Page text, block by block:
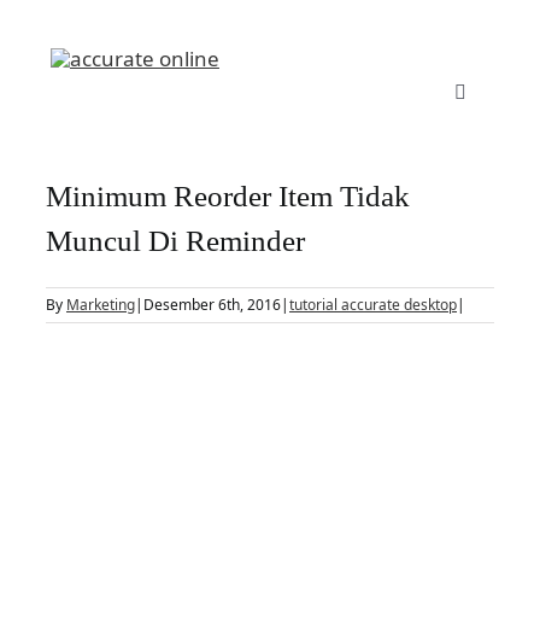
Toggle
Fitur
Download
Minimum Reorder Item Tidak
Muncul Di Reminder
By Marketing| Desember 6th, 2016|tutorial accurate desktop|